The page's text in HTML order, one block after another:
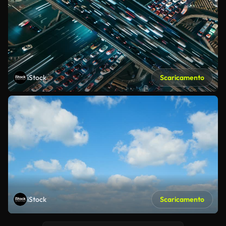
iStock Scaricamento
iStock Scaricamento